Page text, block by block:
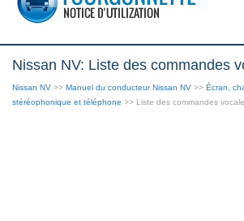
Nissan NV: Liste des commandes
Nissan NV >> Manuel du conducteur Nissan NV >> Écran,
stéréophonique et téléphone >> Liste des commandes